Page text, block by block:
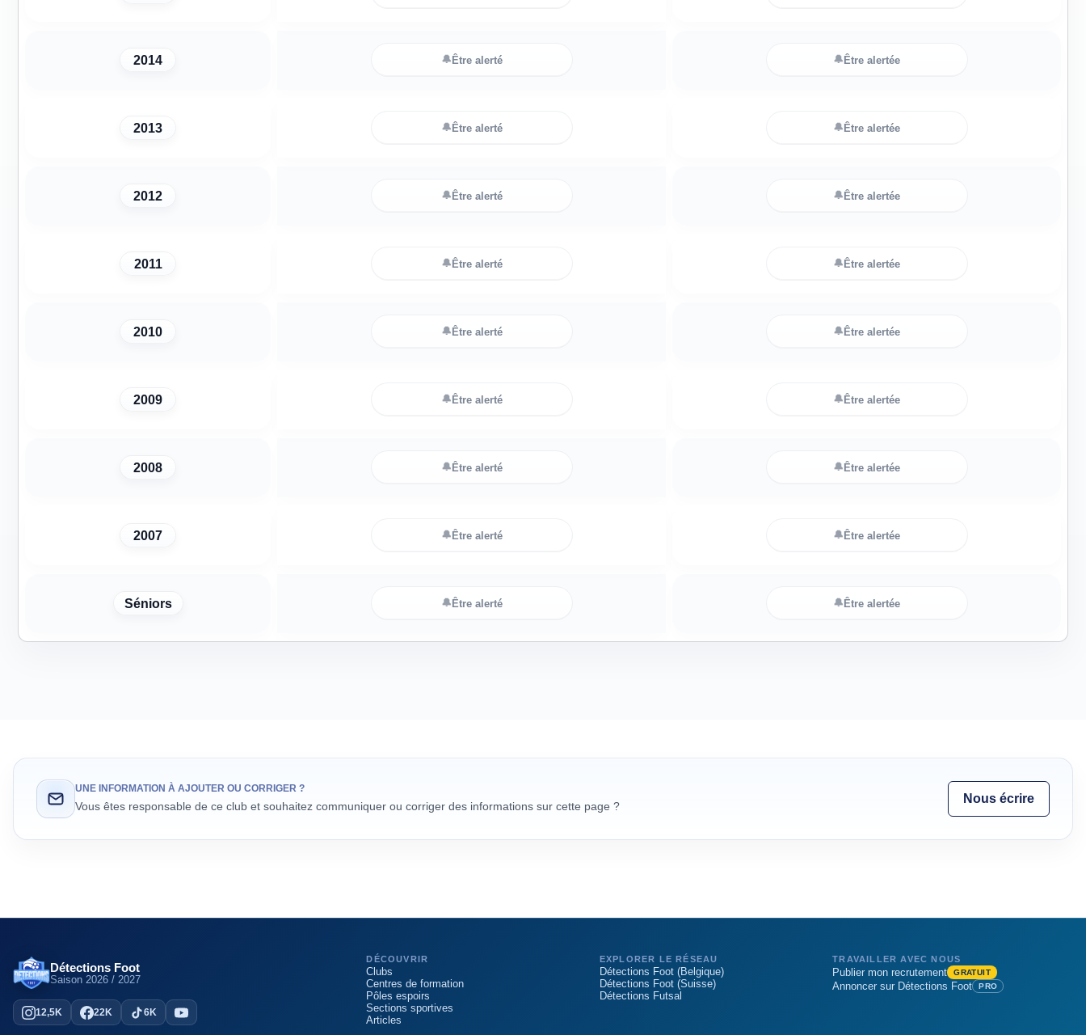
2014 🔔Être alerté 🔔Être alertée
2013 🔔Être alerté 🔔Être alertée
2012 🔔Être alerté 🔔Être alertée
2011 🔔Être alerté 🔔Être alertée
2010 🔔Être alerté 🔔Être alertée
2009 🔔Être alerté 🔔Être alertée
2008 🔔Être alerté 🔔Être alertée
2007 🔔Être alerté 🔔Être alertée
Séniors 🔔Être alerté 🔔Être alertée
UNE INFORMATION À AJOUTER OU CORRIGER ?
Vous êtes responsable de ce club et souhaitez communiquer ou corriger des informations sur cette page ?
Nous écrire
Détections Foot
Saison 2026 / 2027
12,5K 22K 6K
DÉCOUVRIR
Clubs
Centres de formation
Pôles espoirs
Sections sportives
Articles
EXPLORER LE RÉSEAU
Détections Foot (Belgique)
Détections Foot (Suisse)
Détections Futsal
TRAVAILLER AVEC NOUS
Publier mon recrutement GRATUIT
Annoncer sur Détections Foot PRO